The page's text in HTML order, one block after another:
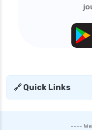
🔗 Quick Links
----